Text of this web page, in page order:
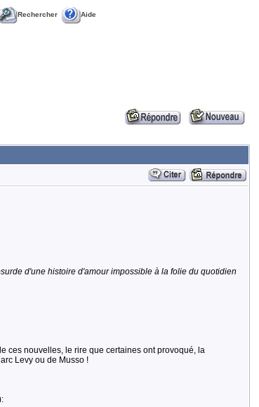
Rechercher Aide
d'une histoire d'amour impossible à la folie du quotidien
ces nouvelles, le rire que certaines ont provoqué, la
Levy ou de Musso !